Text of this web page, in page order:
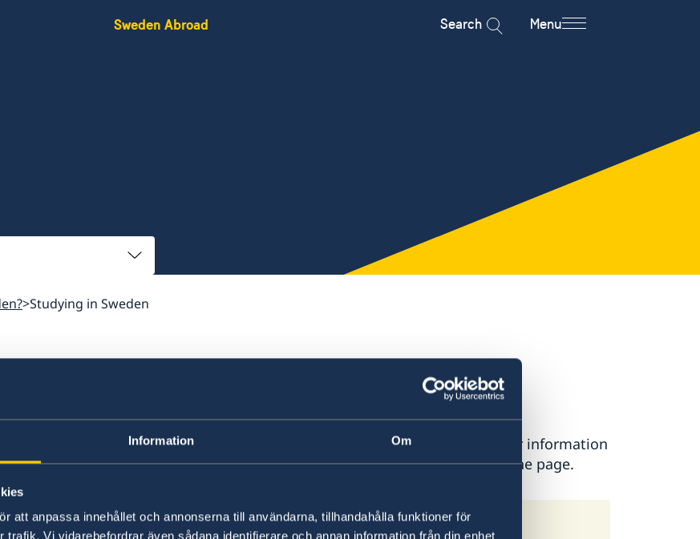
Information Om
att anpassa innehållet och annonserna till användarna, tillhandahålla funktioner för
Vi vidarebefordrar även sådana identifierare och annan information från din enhet
Sweden Abroad Search Menu
Studying in Sweden
No local information is currently available. Please contact the Embassy for information
on any local conditions. A link to the Embassy is found at the bottom of the page.
Basic information about: Studying in Sweden